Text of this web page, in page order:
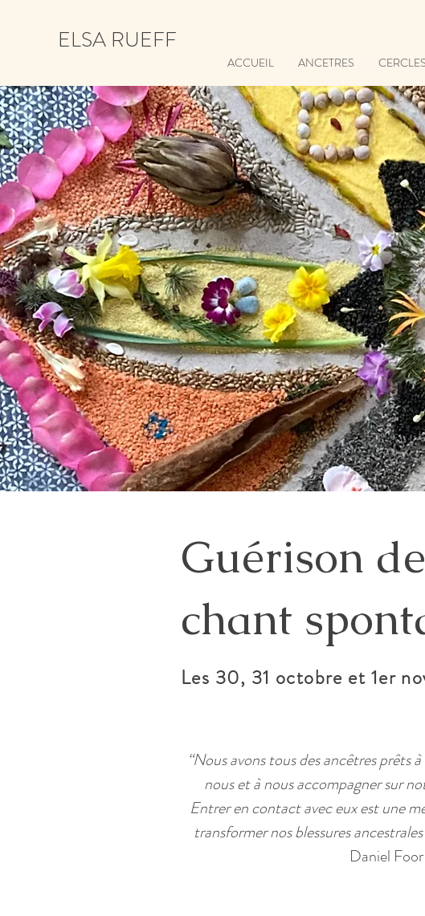
ELSA RUEFF
ACCUEIL ANCETRES
Guérison
chant
Les 30, 31 octobre et 1er
“Nous avons tous des ancêtres prêts
nous et à nous accompagner sur
Entrer en contact avec eux est une
transformer nos blessures
Daniel Foor